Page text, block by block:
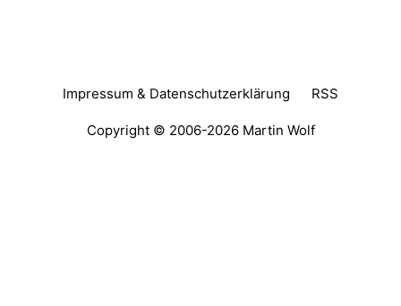
Impressum & Datenschutzerklärung RSS
Copyright © 2006-2026 Martin Wolf